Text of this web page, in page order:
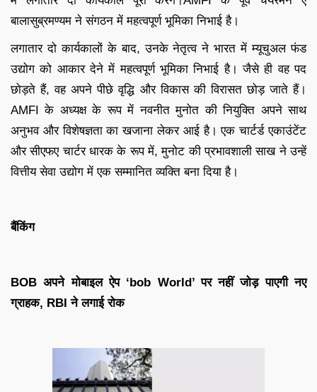
बालासुब्रमण्यम ने संगठन में महत्वपूर्ण भूमिका निभाई है।
लगातार दो कार्यकालों के बाद, उनके नेतृत्व ने भारत में म्यूचुअल फंड
उद्योग को आकार देने में महत्वपूर्ण भूमिका निभाई है। जैसे ही वह पद
छोड़ते हैं, वह अपने पीछे वृद्धि और विकास की विरासत छोड़ जाते हैं।
AMFI के अध्यक्ष के रूप में नवनीत मुनोत की नियुक्ति अपने साथ
अनुभव और विशेषज्ञता का खजाना लेकर आई है। एक चार्टर्ड एकाउंटेंट
और सीएफए चार्टर धारक के रूप में, मुनोट की प्रभावशाली साख ने उन्हें
वित्तीय सेवा उद्योग में एक सम्मानित व्यक्ति बना दिया है।
बैंकिंग
BOB अपने मोबाइल ऐप ‘bob World’ पर नहीं जोड़ पाएगी नए
ग्राहक, RBI ने लगाई रोक